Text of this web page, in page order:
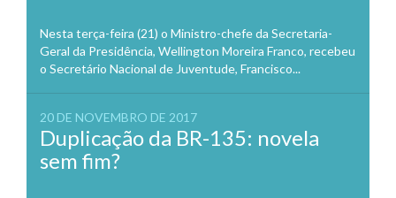
Nesta terça-feira (21) o Ministro-chefe da Secretaria-
Geral da Presidência, Wellington Moreira Franco, recebeu
o Secretário Nacional de Juventude, Francisco...
20 DE NOVEMBRO DE 2017
Duplicação da BR-135: novela
sem fim?